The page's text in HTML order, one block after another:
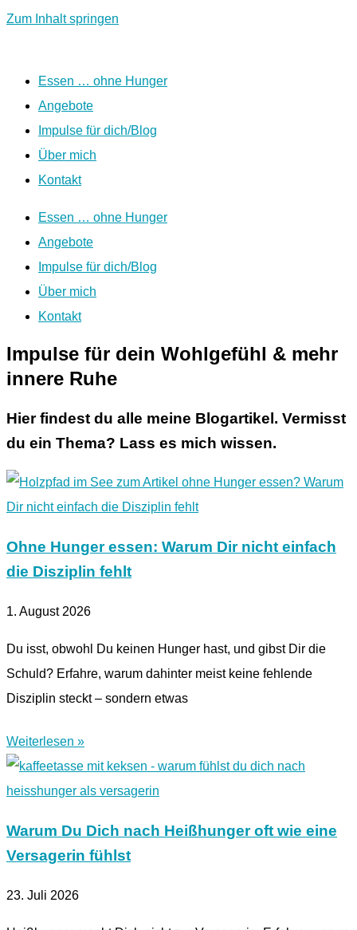
Zum Inhalt springen
Essen … ohne Hunger
Angebote
Impulse für dich/Blog
Über mich
Kontakt
Essen … ohne Hunger
Angebote
Impulse für dich/Blog
Über mich
Kontakt
Impulse für dein Wohlgefühl & mehr
innere Ruhe
Hier findest du alle meine Blogartikel. Vermisst
du ein Thema? Lass es mich wissen.
Ohne Hunger essen: Warum Dir nicht einfach
die Disziplin fehlt
1. August 2026
Du isst, obwohl Du keinen Hunger hast, und gibst Dir die
Schuld? Erfahre, warum dahinter meist keine fehlende
Disziplin steckt – sondern etwas
Weiterlesen »
Warum Du Dich nach Heißhunger oft wie eine
Versagerin fühlst
23. Juli 2026